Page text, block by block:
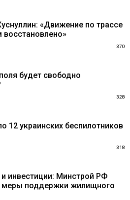
«Движение по трассе
370
будет свободно
328
12 украинских беспилотников
318
инвестиции: Минстрой РФ
меры поддержки жилищного